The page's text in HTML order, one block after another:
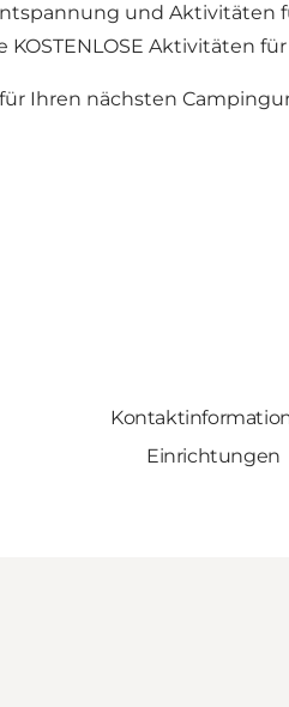
und Aktivitäten
Aktivitäten
Ihren nächsten
Einrichtungen